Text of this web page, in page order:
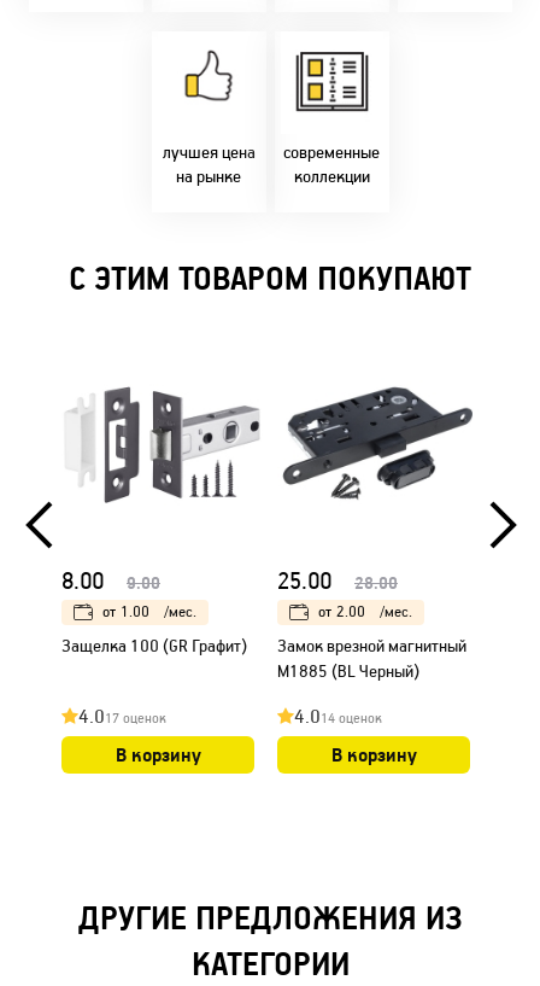
лучшея цена
на рынке
напрямую с
фабрики!
Предлагаем только
современные
коллекции
Идем в ногу с
самыми
современным
стилями и
решениями!
С ЭТИМ ТОВАРОМ ПОКУПАЮТ
8.00 9.00
от 1.00 /мес.
Защелка 100 (GR Графит)
4.017 оценок
В корзину
25.00 28.00
от 2.00 /мес.
Замок врезной магнитный
М1885 (BL Черный)
4.014 оценок
В корзину
ДРУГИЕ ПРЕДЛОЖЕНИЯ ИЗ
КАТЕГОРИИ